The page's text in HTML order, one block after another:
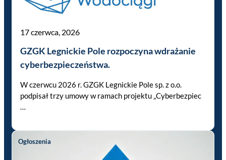
17 czerwca, 2026
GZGK Legnickie Pole rozpoczyna wdrażanie
cyberbezpieczeństwa.
W czerwcu 2026 r. GZGK Legnickie Pole sp. z o.o.
podpisał trzy umowy w ramach projektu „Cyberbezpiec
…
Ogłoszenia